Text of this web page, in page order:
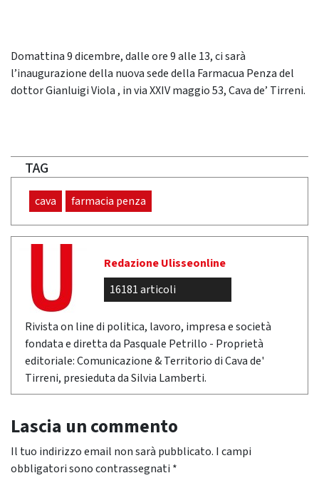
Domattina 9 dicembre, dalle ore 9 alle 13, ci sarà
l’inaugurazione della nuova sede della Farmacua Penza del
dottor Gianluigi Viola , in via XXIV maggio 53, Cava de’ Tirreni.
TAG
cava farmacia penza
Redazione Ulisseonline
16181 articoli
Rivista on line di politica, lavoro, impresa e società
fondata e diretta da Pasquale Petrillo - Proprietà
editoriale: Comunicazione & Territorio di Cava de'
Tirreni, presieduta da Silvia Lamberti.
Lascia un commento
Il tuo indirizzo email non sarà pubblicato. I campi
obbligatori sono contrassegnati *